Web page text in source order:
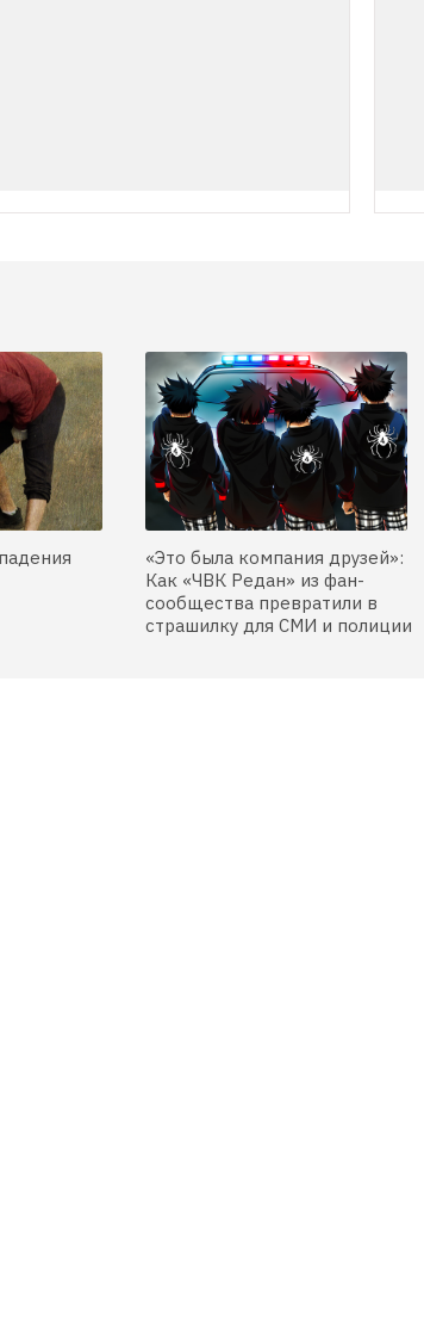
этические вопросы,
которыми задаются
горожане
«Это была компания друзей»:
Как «ЧВК Редан» из фан-
сообщества превратили в
страшилку для СМИ и полиции